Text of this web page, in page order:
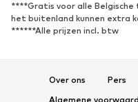
Sportschoenen
Muiltjes
****Gratis voor alle
het buitenland kunnen extra
******Alle prijzen incl. btw
Over ons Pers
Algemene